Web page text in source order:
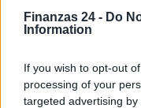
Finanzas 24 - Do
Information
If you wish to opt-out
processing of your
targeted advertising
MicroBank destinó
generando negocios,
Roberto Capelli · 1 Abr 2026